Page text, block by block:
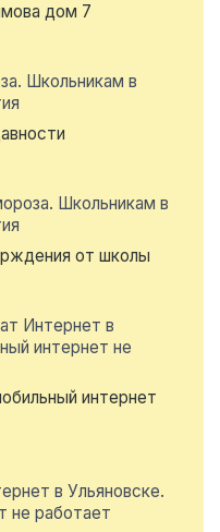
дом 7
Школьникам в
Школьникам в
от школы
Интернет в
интернет не
интернет
в Ульяновске.
не работает